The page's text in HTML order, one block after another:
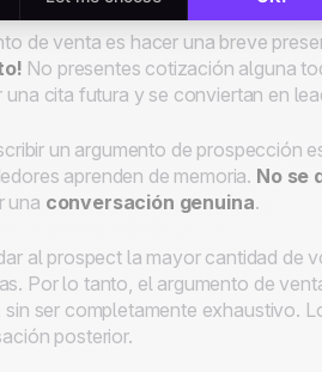
de venta es hacer una breve
No presentes cotización alguna
una cita futura y se conviertan en
un argumento de prospección
aprenden de memoria. No se
una conversación genuina.
al prospectla mayor cantidad de
Por lo tanto, el argumento de
ser completamente exhaustivo.
posterior.